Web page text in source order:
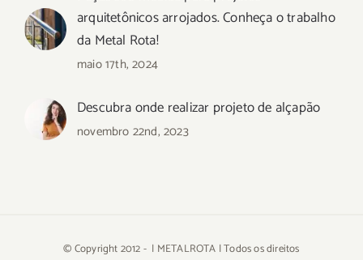
arquitetônicos arrojados. Conheça o trabalho
da Metal Rota!
maio 17th, 2024
Descubra onde realizar projeto de alçapão
novembro 22nd, 2023
© Copyright 2012 - | METALROTA | Todos os direitos